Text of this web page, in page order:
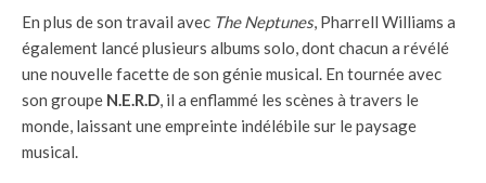
En plus de son travail avec The Neptunes, Pharrell Williams a
également lancé plusieurs albums solo, dont chacun a révélé
une nouvelle facette de son génie musical. En tournée avec
son groupe N.E.R.D, il a enflammé les scènes à travers le
monde, laissant une empreinte indélébile sur le paysage
musical.